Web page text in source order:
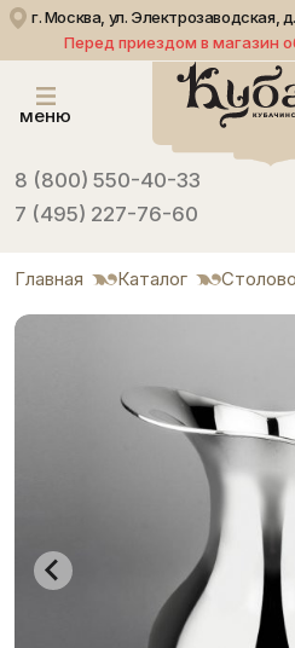
г. Москва, ул. Электрозаводская,
Перед приездом в магазин
меню
8 (800) 550-40-33
7 (495) 227-76-60
Главная Каталог